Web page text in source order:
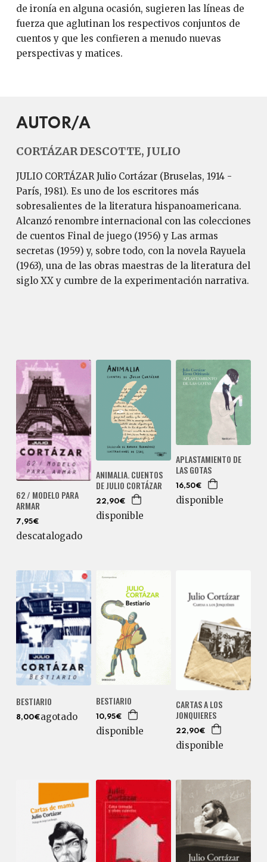
de ironía en alguna ocasión, sugieren las líneas de
fuerza que aglutinan los respectivos conjuntos de
cuentos y que les confieren a menudo nuevas
perspectivas y matices.
AUTOR/A
CORTÁZAR DESCOTTE, JULIO
JULIO CORTÁZAR Julio Cortázar (Bruselas, 1914 -
París, 1981). Es uno de los escritores más
sobresalientes de la literatura hispanoamericana.
Alcanzó renombre internacional con las colecciones
de cuentos Final de juego (1956) y Las armas
secretas (1959) y, sobre todo, con la novela Rayuela
(1963), una de las obras maestras de la literatura del
siglo XX y cumbre de la experimentación narrativa.
62 / MODELO PARA
ARMAR
7,95€
descatalogado
ANIMALIA. CUENTOS
DE JULIO CORTÁZAR
22,90€
disponible
APLASTAMIENTO DE
LAS GOTAS
16,50€
disponible
BESTIARIO
8,00€agotado
BESTIARIO
10,95€
disponible
CARTAS A LOS
JONQUIERES
22,90€
disponible